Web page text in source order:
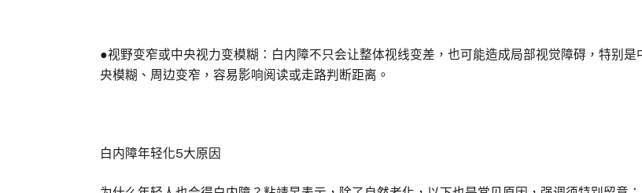
●视野变窄或中央视力变模糊：白内障不只会让整体视线变差，也可能造成局部视觉障碍，特别是
央模糊、周边变窄，容易影响阅读或走路判断距离。
白内障年轻化5大原因